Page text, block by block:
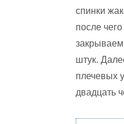
спинки
после
закрываем
штук.
плечевых
двадцать